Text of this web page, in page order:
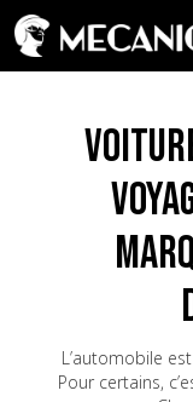
L’automobile
Pour certains,